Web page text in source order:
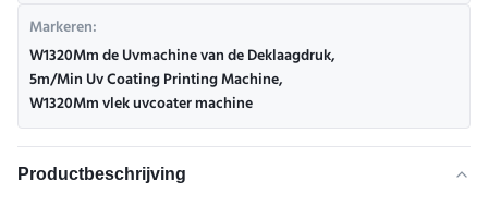
Markeren:
W1320Mm de Uvmachine van de Deklaagdruk,
5m/Min Uv Coating Printing Machine,
W1320Mm vlek uvcoater machine
Productbeschrijving